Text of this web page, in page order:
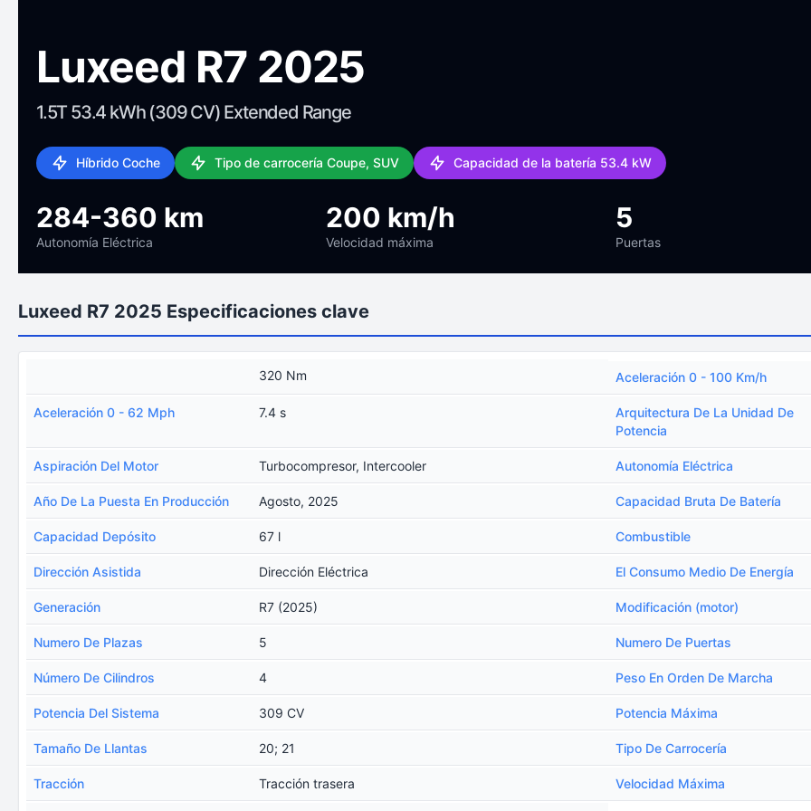
Luxeed R7 2025
1.5T 53.4 kWh (309 CV) Extended Range
Híbrido Coche Tipo de carrocería Coupe, SUV Capacidad de la batería 53.4 kW
284-360 km
Autonomía Eléctrica
200 km/h
Velocidad máxima
5
Puertas
Luxeed R7 2025 Especificaciones clave
320 Nm Aceleración 0 - 100 Km/h
Aceleración 0 - 62 Mph 7.4 s
Arquitectura De La Unidad De
Potencia
Aspiración Del Motor Turbocompresor, Intercooler Autonomía Eléctrica
Año De La Puesta En Producción Agosto, 2025 Capacidad Bruta De Batería
Capacidad Depósito 67 l Combustible
Dirección Asistida Dirección Eléctrica El Consumo Medio De Energía
Generación R7 (2025) Modificación (motor)
Numero De Plazas 5 Numero De Puertas
Número De Cilindros 4 Peso En Orden De Marcha
Potencia Del Sistema 309 CV Potencia Máxima
Tamaño De Llantas 20; 21 Tipo De Carrocería
Tracción Tracción trasera Velocidad Máxima